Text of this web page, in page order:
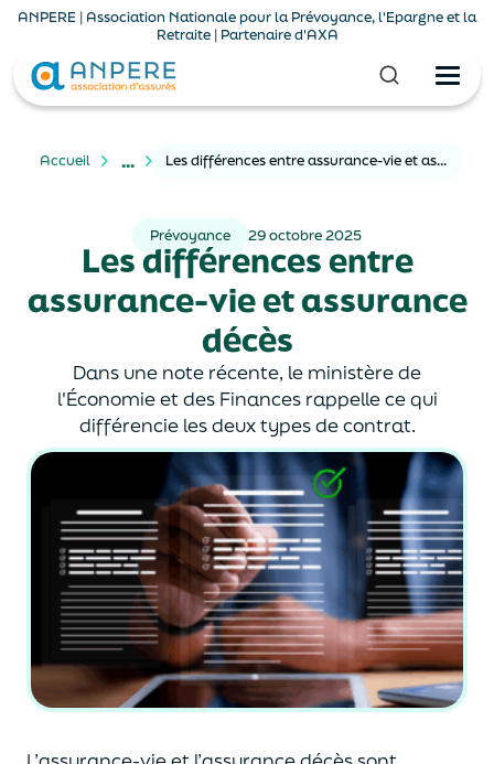
ANPERE | Association Nationale pour la Prévoyance, l'Epargne et la
Retraite | Partenaire d'AXA
Accueil ... Les différences entre assurance-vie et assurance décès
Prévoyance 29 octobre 2025
Les différences entre
assurance-vie et assurance
décès
Dans une note récente, le ministère de
l'Économie et des Finances rappelle ce qui
différencie les deux types de contrat.